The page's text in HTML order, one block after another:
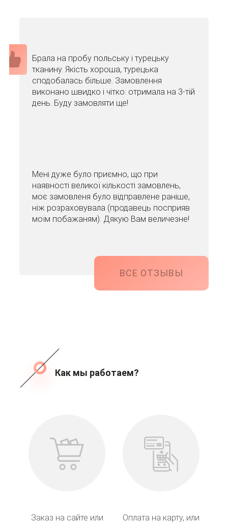
Брала на пробу польську і турецьку
тканину. Якість хороша, турецька
сподобалась більше. Замовлення
виконано швидко і чітко: отримала на 3-тій
день. Буду замовляти ще!
Мені дуже було приємно, що при
наявності великої кількості замовлень,
моє замовленя було відправлене раніше,
ніж розраховувала (продавець посприяв
моїм побажаням). Дякую Вам величезне!
ВСЕ ОТЗЫВЫ
Как мы работаем?
Заказ на сайте или
Оплата на карту, или